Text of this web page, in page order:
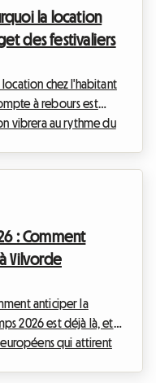
la location
des festivaliers
location chez l'habitant
à rebours est
vibrera au rythme du
: Comment
Vilvorde
anticiper la
2026 est déjà là, et
européens qui attirent